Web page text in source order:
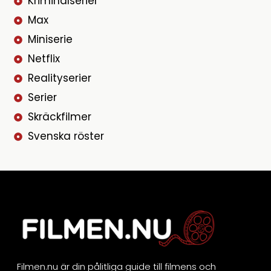
Max
Miniserie
Netflix
Realityserier
Serier
Skräckfilmer
Svenska röster
Filmen.nu är din pålitliga guide till filmens och